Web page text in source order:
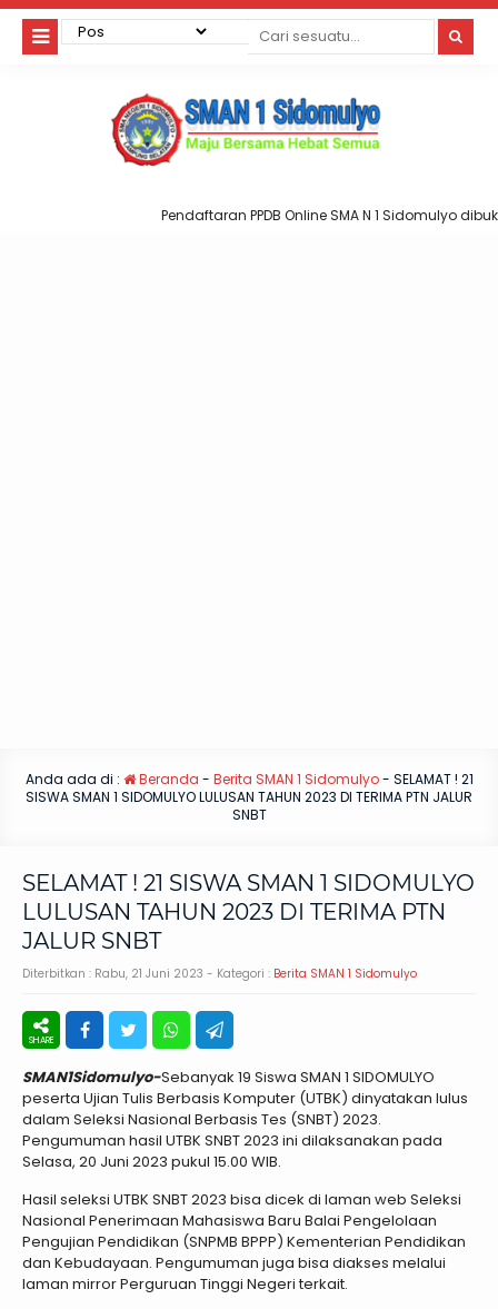
Pendaftaran PPDB Online SMA N 1 Sidomulyo
Anda ada di : Beranda - Berita SMAN 1 Sidomulyo- SELAMAT ! 21
SISWA SMAN 1 SIDOMULYO LULUSAN TAHUN 2023 DI TERIMA PTN JALUR
SNBT
SELAMAT ! 21 SISWA SMAN 1 SIDOMULYO
LULUSAN TAHUN 2023 DI TERIMA PTN
JALUR SNBT
Diterbitkan : Rabu, 21 Juni 2023 - Kategori : Berita SMAN 1 Sidomulyo
SMAN1Sidomulyo-Sebanyak 19 Siswa SMAN 1 SIDOMULYO
peserta Ujian Tulis Berbasis Komputer (UTBK) dinyatakan lulus
dalam Seleksi Nasional Berbasis Tes (SNBT) 2023.
Pengumuman hasil UTBK SNBT 2023 ini dilaksanakan pada
Selasa, 20 Juni 2023 pukul 15.00 WIB.
Hasil seleksi UTBK SNBT 2023 bisa dicek di laman web Seleksi
Nasional Penerimaan Mahasiswa Baru Balai Pengelolaan
Pengujian Pendidikan (SNPMB BPPP) Kementerian Pendidikan
dan Kebudayaan. Pengumuman juga bisa diakses melalui
laman mirror Perguruan Tinggi Negeri terkait.